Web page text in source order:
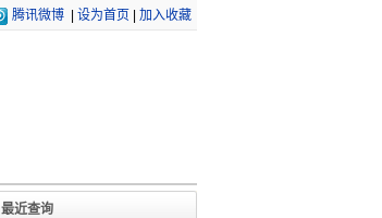
腾讯微博 设为首页 加入收藏
最近查询